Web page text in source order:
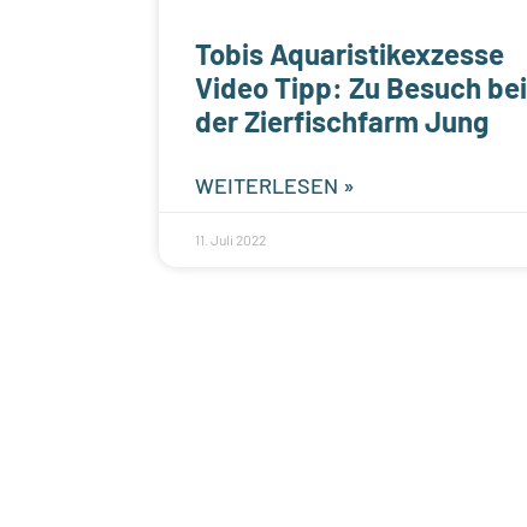
Tobis Aquaristikexzesse
Video Tipp: Zu Besuch bei
der Zierfischfarm Jung
WEITERLESEN »
11. Juli 2022